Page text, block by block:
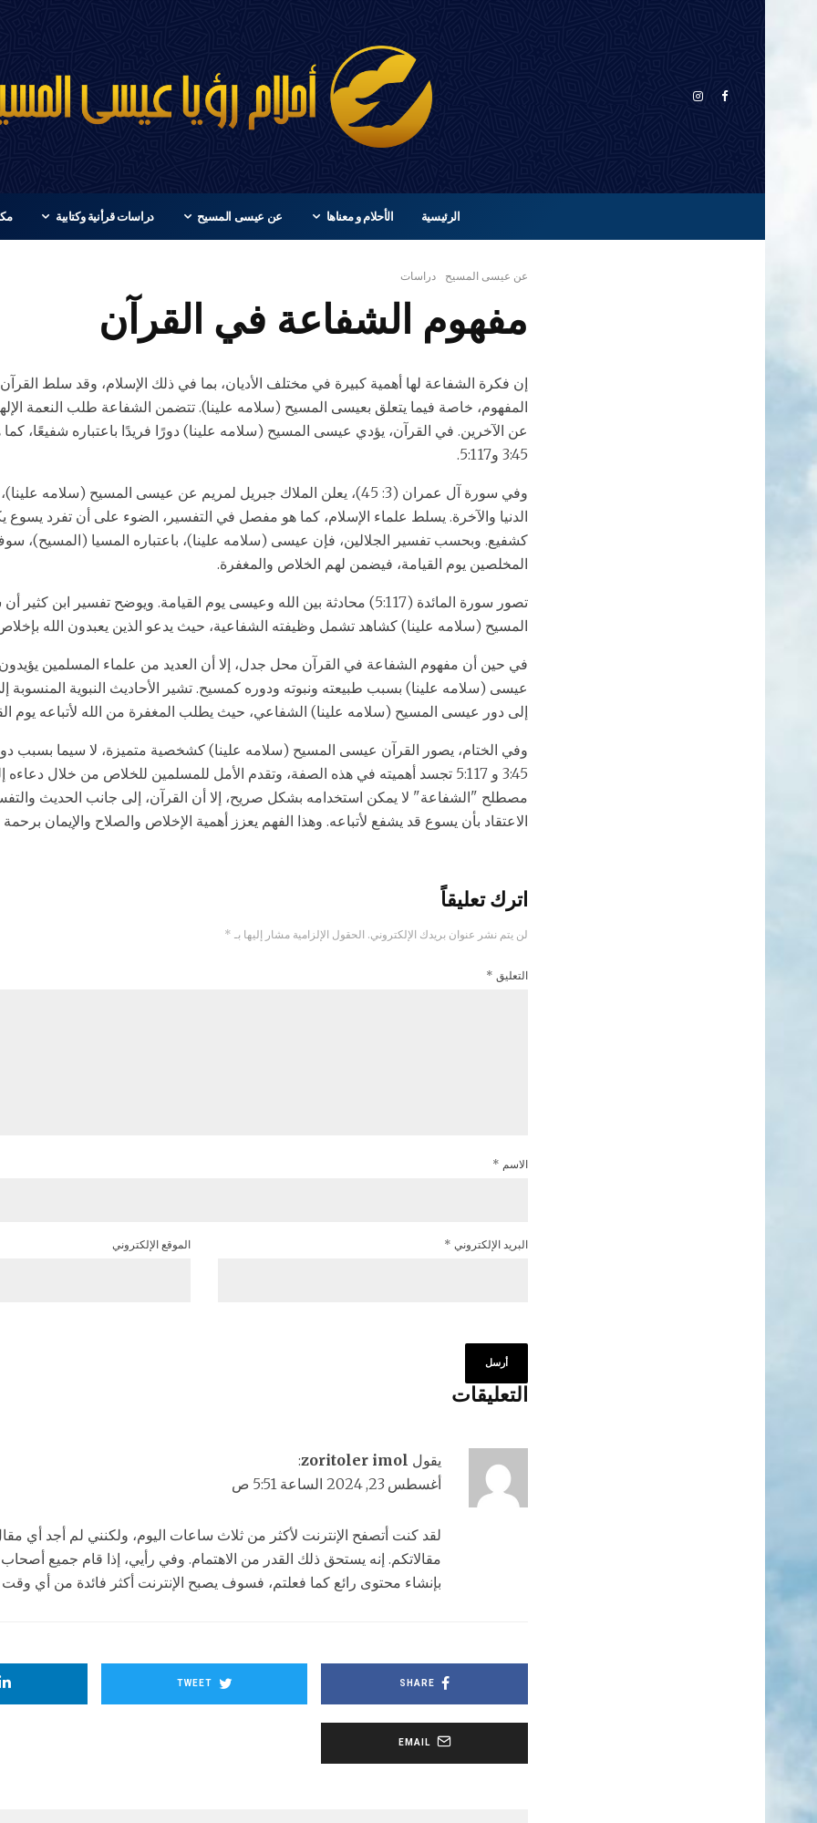
الرئيسية الأحلام و معناها عن عيسى المسيح دراسات قرأنية وكتابية
عن عيسى المسيح دراسات
مفهوم الشفاعة في القرآن
إن فكرة الشفاعة لها أهمية كبيرة في مختلف الأديان، بما في ذلك الإسلام، وقد سلط
المفهوم، خاصة فيما يتعلق بعيسى المسيح (سلامه علينا). تتضمن الشفاعة طلب النعمة
عن الآخرين. في القرآن، يؤدي عيسى المسيح (سلامه علينا) دورًا فريدًا باعتباره شفيعًا،
3:45 و5:117.
وفي سورة آل عمران (3: 45)، يعلن الملاك جبريل لمريم عن عيسى المسيح (سلامه
الدنيا والآخرة. يسلط علماء الإسلام، كما هو مفصل في التفسير، الضوء على أن تفرد
كشفيع. وبحسب تفسير الجلالين، فإن عيسى (سلامه علينا)، باعتباره المسيا (المسيح)،
المخلصين يوم القيامة، فيضمن لهم الخلاص والمغفرة.
تصور سورة المائدة (5:117) محادثة بين الله وعيسى يوم القيامة. ويوضح تفسير ابن
المسيح (سلامه علينا) كشاهد تشمل وظيفته الشفاعية، حيث يدعو الذين يعبدون الله
في حين أن مفهوم الشفاعة في القرآن محل جدل، إلا أن العديد من علماء المسلمين
عيسى (سلامه علينا) بسبب طبيعته ونبوته ودوره كمسيح. تشير الأحاديث النبوية المنسوبة
إلى دور عيسى المسيح (سلامه علينا) الشفاعي، حيث يطلب المغفرة من الله لأتباعه يوم
وفي الختام، يصور القرآن عيسى المسيح (سلامه علينا) كشخصية متميزة، لا سيما بسبب
3:45 و 5:117 تجسد أهميته في هذه الصفة، وتقدم الأمل للمسلمين للخلاص من خلال
مصطلح "الشفاعة" لا يمكن استخدامه بشكل صريح، إلا أن القرآن، إلى جانب الحديث
الاعتقاد بأن يسوع قد يشفع لأتباعه. وهذا الفهم يعزز أهمية الإخلاص والصلاح والإيمان برحمة
اترك تعليقاً
لن يتم نشر عنوان بريدك الإلكتروني. الحقول الإلزامية مشار إليها بـ *
التعليق *
الاسم *
البريد الإلكتروني * الموقع الإلكتروني
التعليقات
يقول zoritoler imol
:
أغسطس 23, 2024 الساعة 5:51 ص
لقد كنت أتصفح الإنترنت لأكثر من ثلاث ساعات اليوم، ولكنني لم أجد أي
مقالاتكم. إنه يستحق ذلك القدر من الاهتمام. وفي رأيي، إذا قام جميع أصحاب
بإنشاء محتوى رائع كما فعلتم، فسوف يصبح الإنترنت أكثر فائدة من أي
SHARE
TWEET
EMAIL